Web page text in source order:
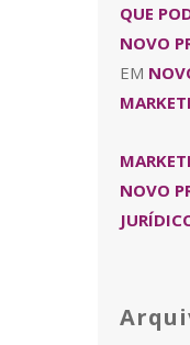
QUE
NOVO
EM
NOVO